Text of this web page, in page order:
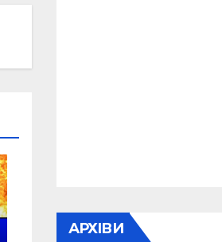
АРХІВИ